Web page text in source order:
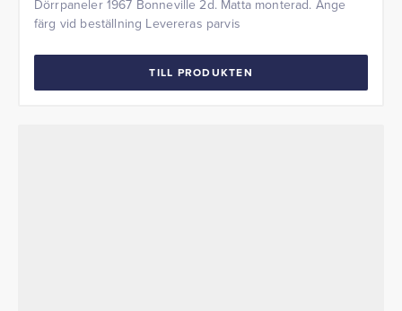
Dörrpaneler 1967 Bonneville 2d. Matta monterad. Ange
färg vid beställning Levereras parvis
TILL PRODUKTEN